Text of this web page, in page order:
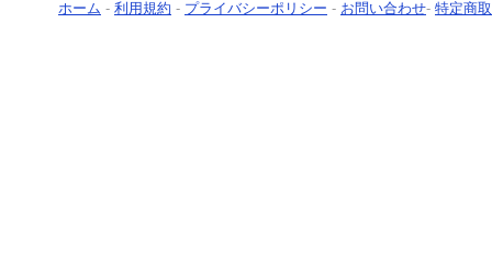
ホーム - 利用規約 - プライバシーポリシー - お問い合わせ- 特定商